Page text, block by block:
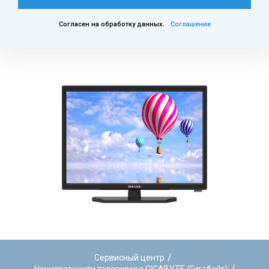
Согласен на обработку данных. Соглашение
Сервисный центр /